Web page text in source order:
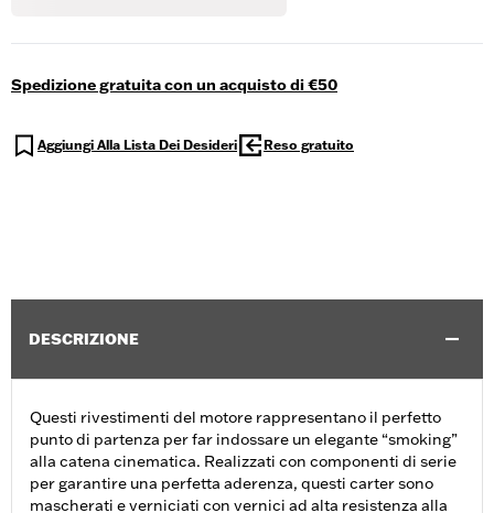
Spedizione gratuita con un acquisto di €50
Aggiungi Alla Lista Dei Desideri Reso gratuito
DESCRIZIONE
Questi rivestimenti del motore rappresentano il perfetto
punto di partenza per far indossare un elegante “smoking”
alla catena cinematica. Realizzati con componenti di serie
per garantire una perfetta aderenza, questi carter sono
mascherati e verniciati con vernici ad alta resistenza alla